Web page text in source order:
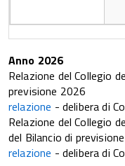
Anno 2026
Relazione del Collegio
previsione 2026
relazione - delibera di
Relazione del Collegio
del Bilancio di
relazione - delibera di